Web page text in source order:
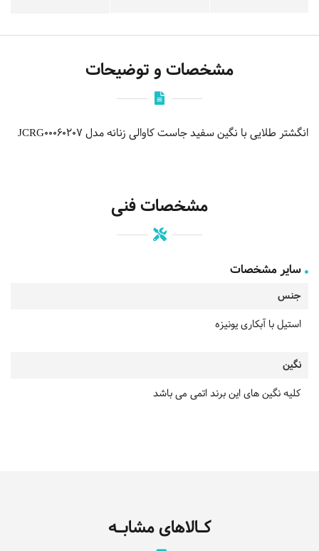
مشخصات و توضیحات
انگشتر طلایی با نگین سفید جاست کاوالی زنانه مدل JCRG00060207
مشخصات فنی
سایر مشخصات
جنس
استیل با آبکاری یونیزه
نگین
کلیه نگین های این برند اتمی می باشد
کـالاهای مشابـه